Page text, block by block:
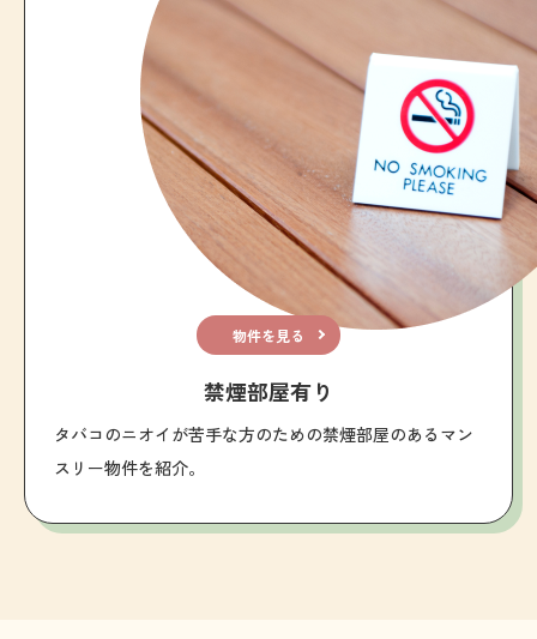
物件を見る
禁煙部屋有り
タバコのニオイが苦手な方のための禁煙部屋のあるマン
スリー物件を紹介。